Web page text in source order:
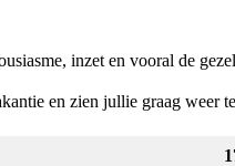
inzet en vooral de
en zien jullie graag weer